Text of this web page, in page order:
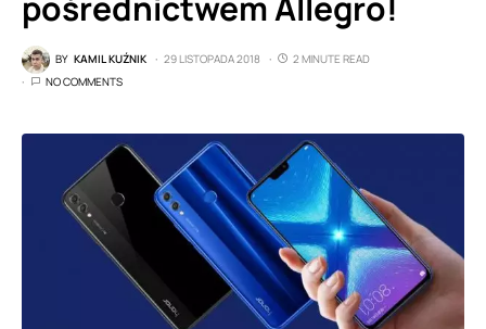
BY KAMIL KUŹNIK 29 LISTOPADA 2018
2 MINUTE READ
NO COMMENTS